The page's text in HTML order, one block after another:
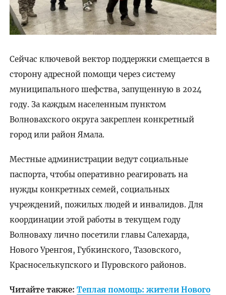
Сейчас ключевой вектор поддержки смещается в
сторону адресной помощи через систему
муниципального шефства, запущенную в 2024
году. За каждым населенным пунктом
Волновахского округа закреплен конкретный
город или район Ямала.
Местные администрации ведут социальные
паспорта, чтобы оперативно реагировать на
нужды конкретных семей, социальных
учреждений, пожилых людей и инвалидов. Для
координации этой работы в текущем году
Волноваху лично посетили главы Салехарда,
Нового Уренгоя, Губкинского, Тазовского,
Красноселькупского и Пуровского районов.
Читайте также: Теплая помощь: жители Нового